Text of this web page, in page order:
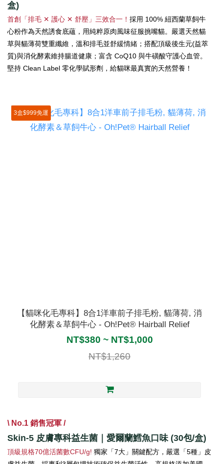
盒)
首創「排毛 ✕ 護心 ✕ 舒壓」三效合一！ 採用 100% 紐西蘭草飼牛
心粉作為天然誘食底蘊，用純粹原肉風味征服挑嘴貓。嚴選天然貓
草與貓薄荷雙重纖維，溫和排毛並舒緩情緒；搭配頂級後生元(益萃
質)與消化酵素維持腸道健康；富含 CoQ10 與牛磺酸守護心血管。
堅持 Clean Label 零化學賦形劑，給貓咪最真實的天然營養！
3盒$999免運
【貓咪化毛專科】8合1洋車前子排毛粉, 貓薄荷, 消
化酵素＆草飼牛心 - Oh!Pet® Hairball Relief
NT$380 ~ NT$1,000
NT$1,260
\ No.1 銷售冠軍 /
Skin-5 皮膚專科益生菌｜愛爾蘭鱈魚口味 (30包/盒)
頂級規格70億活菌數CFU/g! 獨家「7大」關鍵配方，嚴選「5種」皮